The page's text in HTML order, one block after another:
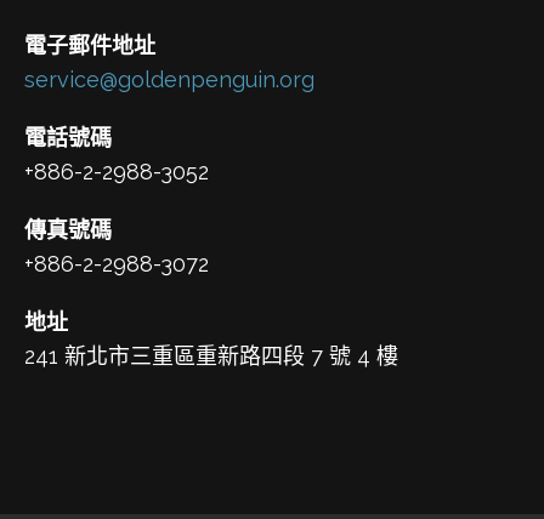
電子郵件地址
service@goldenpenguin.org
電話號碼
+886-2-2988-3052
傳真號碼
+886-2-2988-3072
地址
241 新北市三重區重新路四段 7 號 4 樓